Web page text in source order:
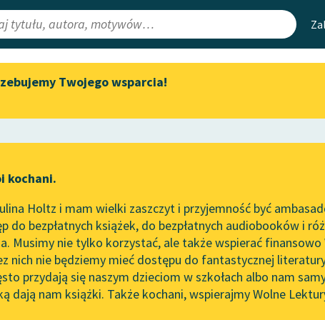
Lektury
redakcyjne
Aktualności
„Prokurator Alicja Horn” do
literatury skandynawskiej
Spotkanie z Katarzyną Tunkiel
w Oslo
102. lata temu zmarł Joseph
Conrad
Mapa Wolnych
Leśmianator
API
OAI-PMH
Widget
Twojego wsparcia!
kochani.
Holtz i mam wielki zaszczyt i przyjemność być
do bezpłatnych książek, do bezpłatnych audiobooków i
Musimy nie tylko korzystać, ale także wspierać finansowo
nich nie będziemy mieć dostępu do fantastycznej
przydają się naszym dzieciom w szkołach albo nam
dają nam książki. Także kochani, wspierajmy Wolne
Poemat alegoryczny✖